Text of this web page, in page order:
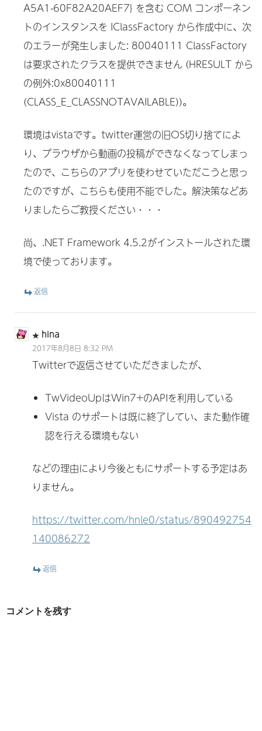
A5A1-60F82A20AEF7} を含む COM コンポーネン
トのインスタンスを IClassFactory から作成中に、次
のエラーが発生しました: 80040111 ClassFactory
は要求されたクラスを提供できません (HRESULT から
の例外:0x80040111
(CLASS_E_CLASSNOTAVAILABLE))。
環境はvistaです。twitter運営の旧OS切り捨てによ
り、ブラウザから動画の投稿ができなくなってしまっ
たので、こちらのアプリを使わせていただこうと思っ
たのですが、こちらも使用不能でした。解決策などあ
りましたらご教授ください・・・
尚、.NET Framework 4.5.2がインストールされた環
境で使っております。
返信
hina
2017年8月8日 8:32 PM
Twitterで返信させていただきましたが、
TwVideoUpはWin7+のAPIを利用している
Vista のサポートは既に終了してい、また動作確
認を行える環境もない
などの理由により今後ともにサポートする予定はあ
りません。
https://twitter.com/hnle0/status/890492754
140086272
返信
コメントを残す